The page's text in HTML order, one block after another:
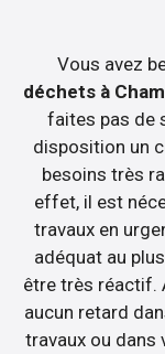
Vous avez
déchets à
faites pas de
disposition un
besoins très
effet, il est
travaux en
adéquat au
être très réactif.
aucun retard
travaux ou dans